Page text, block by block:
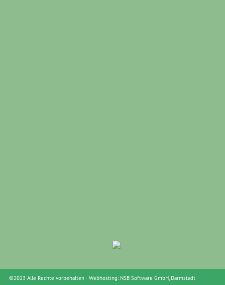
©2023 Alle Rechte vorbehalten · Webhosting: NSB Software GmbH , Darmstadt